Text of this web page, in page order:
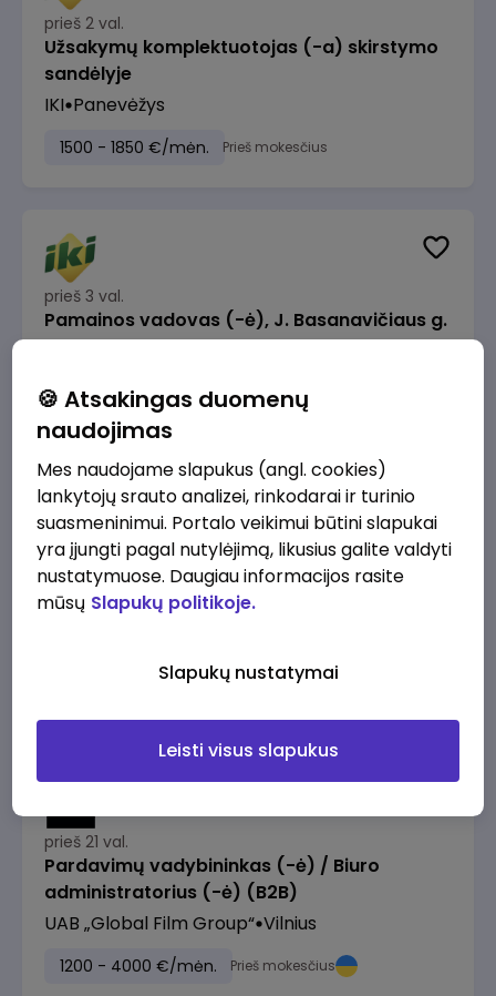
prieš 2 val.
Užsakymų komplektuotojas (-a) skirstymo
sandėlyje
IKI Panevėžys
1500 - 1850 €/mėn. Prieš mokesčius
prieš 3 val.
Pamainos vadovas (-ė), J. Basanavičiaus g.
6, Jonava
1320 - 1600 €/mėn.
prieš 3 val.
Kasininkas (-ė) - pardavėjas (-a), Chemikų
g. 1, Jonava
prieš 21 val.
Pardavimų vadybininkas (-ė) / Biuro
administratorius (-ė) (B2B)
UAB „Global Film Group“ Vilnius
1200 - 4000 €/mėn. Prieš mokesčius
🍪 Atsakingas duomenų
naudojimas
Mes naudojame slapukus (angl. cookies)
lankytojų srauto analizei, rinkodarai ir turinio
suasmeninimui. Portalo veikimui būtini slapukai
yra įjungti pagal nutylėjimą, likusius galite valdyti
nustatymuose. Daugiau informacijos rasite
mūsų Slapukų politikoje.
Slapukų nustatymai
Leisti visus slapukus